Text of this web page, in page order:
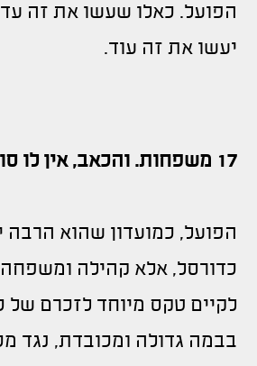
יעשו את זה עוד.
17 משפחות. והכאב, אין לו סוף.
הפועל, כמועדון שהוא הרבה
כדורסל, אלא קהילה
לקיים טקס מיוחד לזכרם של
בבמה גדולה ומכובדת, נגד